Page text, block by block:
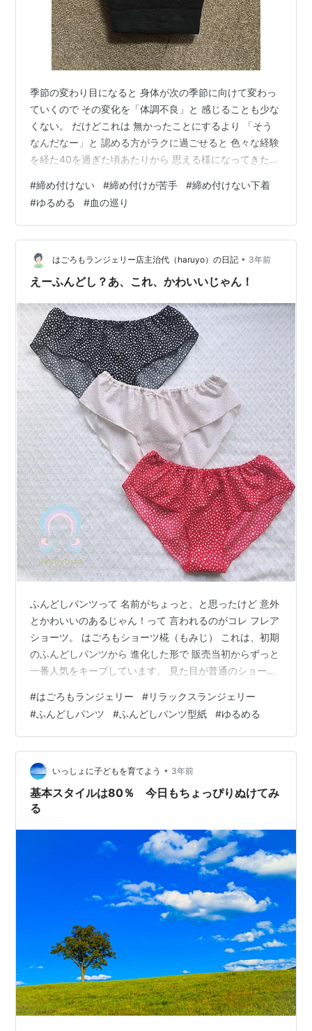
季節の変わり目になると 身体が次の季節に向けて変わっ
ていくので その変化を「体調不良」と 感じることも少な
くない。 だけどこれは 無かったことにするより 「そう
なんだなー」と 認める方がラクに過ごせると 色々な経験
を経た40を過ぎた頃あたりから 思える様になってきた。
んどいものがあることに気づいた。 いや それは 「私の
体型のせいだ」 いやいや 多分 「たまたまなんだ」 でも
全然ごまかせなくて 「めんどくさい身体だなぁ」と思っ
た。 何度も季節が巡り ある時ふと気づく 「この反応の
おかげで健康に過ごせてるのかも」 見た目が美しいライ
ンのお…
#締め付けない #締め付けが苦手 #締め付けない下着
#ゆるめる #血の巡り
はごろもランジェリー店主治代（haruyo）の日記 • 3年前
えーふんどし？あ、これ、かわいいじゃん！
ふんどしパンツって 名前がちょっと、と思ったけど 意外
とかわいいのあるじゃん！って 言われるのがコレ フレア
ショーツ。 はごろもショーツ椛（もみじ） これは、初期
のふんどしパンツから 進化した形で 販売当初からずっと
一番人気をキープしています。 見た目が普通のショーツ
ない まるで履いていない様な ショーツです。 柄選び
も、可愛さを引き立てるポイント 自分で作れる型紙はこ
れ 公式オンラインショップ minne base メルカリshops
Stores つなぐマーケット にて販売中♪ 下記 リットリンク
から 各ショップへ行けます。 Inst…
#はごろもランジェリー #リラックスランジェリー
#ふんどしパンツ #ふんどしパンツ型紙 #ゆるめる
いっしょに子どもを育てよう • 3年前
基本スタイルは80％ 今日もちょっぴりぬけてみ
る